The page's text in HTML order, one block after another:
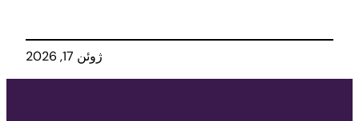
ژوئن 17, 2026